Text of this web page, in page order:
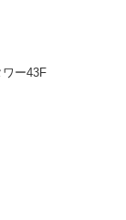
ー43F